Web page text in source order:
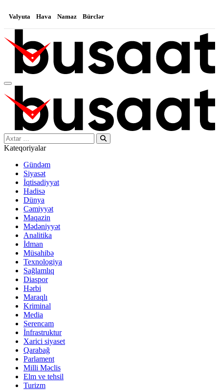
Valyuta Hava Namaz Bürclər
Search…
Kateqoriyalar
Gündəm
Siyasət
İqtisadiyyat
Hadisə
Dünya
Cəmiyyət
Maqazin
Mədəniyyət
Analitika
İdman
Müsahibə
Texnologiya
Sağlamlıq
Diaspor
Hərbi
Maraqlı
Kriminal
Media
Serencam
İnfrastruktur
Xarici siyaset
Qarabağ
Parlament
Milli Məclis
Elm ve tehsil
Turizm